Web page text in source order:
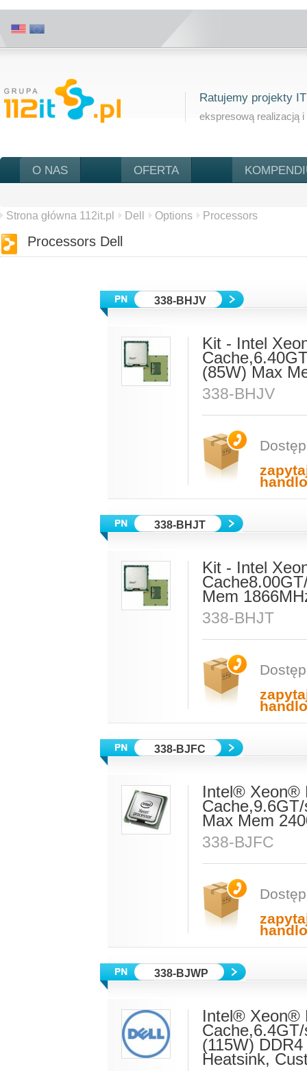
Ratujemy projekty IT
ekspresową realizacją i
O NAS OFERTA
Strona główna 112it.pl Dell Options Processors
Processors Dell
338-BHJV
Kit - Intel
(85W) Max
338-BHJV
338-BHJT
Kit - Intel
Mem
338-BHJT
338-BJFC
Intel® Xeon®
Max Mem
338-BJFC
338-BJWP
Intel® Xeon®
(115W)
Heatsink,